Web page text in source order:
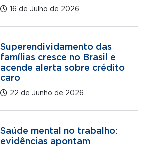
16 de Julho de 2026
Superendividamento das
famílias cresce no Brasil e
acende alerta sobre crédito
caro
22 de Junho de 2026
Saúde mental no trabalho:
evidências apontam